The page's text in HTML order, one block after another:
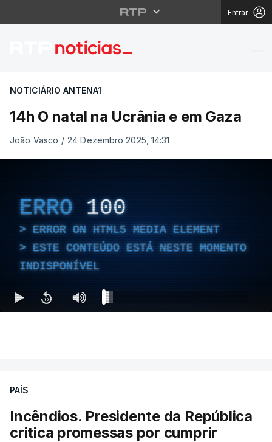
Entrar
14h O natal na
NOTICIÁRIO ANTENA1
14h O natal na Ucrânia e em Gaza
João Vasco / 24 Dezembro 2025, 14:31
ERRO 100
ERROR ON HTML5 MEDIA ELEMENT
ESTE CONTEÚDO ESTÁ NESTE MOMENTO
INDISPONÍVEL
PAÍS
Incêndios. Presidente da República
critica promessas por cumprir